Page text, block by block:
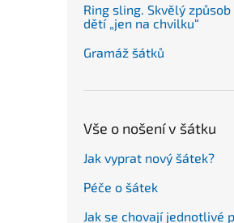
Ring sling. Skvělý
dětí „jen na chvilku“
Gramáž šátků
Vše o nošení v šátku
Jak vyprat nový šátek?
Péče o šátek
Jak se chovají jednotlivé